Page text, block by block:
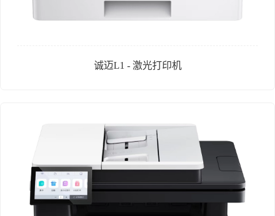
诚迈L1 - 激光打印机